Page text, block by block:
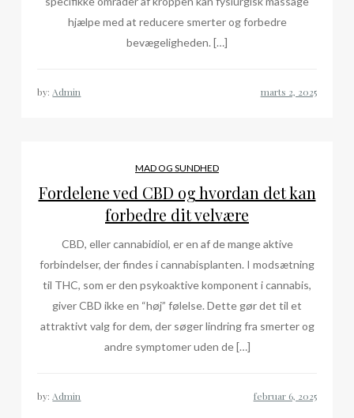
hjælpe med at reducere smerter og forbedre
bevægeligheden. […]
by:Admin
MAD OG SUNDHED
Fordelene ved CBD og hvordan det kan
forbedre dit velvære
CBD, eller cannabidiol, er en af de mange aktive
forbindelser, der findes i cannabisplanten. I modsætning
til THC, som er den psykoaktive komponent i cannabis,
giver CBD ikke en “høj” følelse. Dette gør det til et
attraktivt valg for dem, der søger lindring fra smerter og
andre symptomer uden de […]
by:Admin